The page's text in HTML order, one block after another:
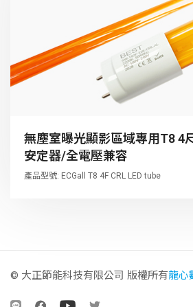
無塵室曝光顯影區域專用T8 4
安定器/全電壓兼容
產品型號: ECGall T8 4F CRL LED tube
© 大正節能科技有限公司 版權所有龍心